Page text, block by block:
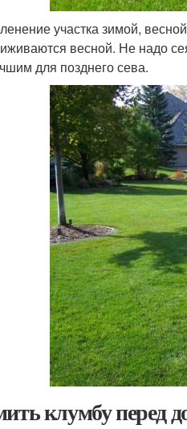
участка зимой,
весной. Не надо
для позднего сева.
клумбу перед